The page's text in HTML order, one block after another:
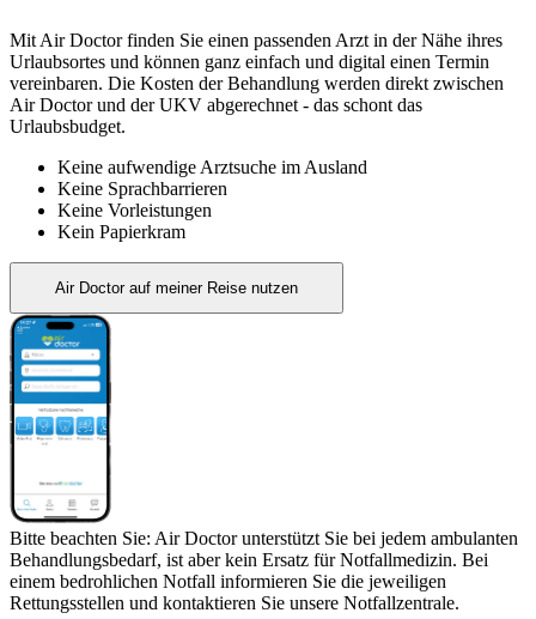
Mit Air Doctor finden Sie einen passenden Arzt in der Nähe ihres
Urlaubsortes und können ganz einfach und digital einen Termin
vereinbaren. Die Kosten der Behandlung werden direkt zwischen
Air Doctor und der UKV abgerechnet - das schont das
Urlaubsbudget.
Keine aufwendige Arztsuche im Ausland
Keine Sprachbarrieren
Keine Vorleistungen
Kein Papierkram
Air Doctor auf meiner Reise nutzen
Bitte beachten Sie: Air Doctor unterstützt Sie bei jedem ambulanten
Behandlungsbedarf, ist aber kein Ersatz für Notfallmedizin. Bei
einem bedrohlichen Notfall informieren Sie die jeweiligen
Rettungsstellen und kontaktieren Sie unsere Notfallzentrale.